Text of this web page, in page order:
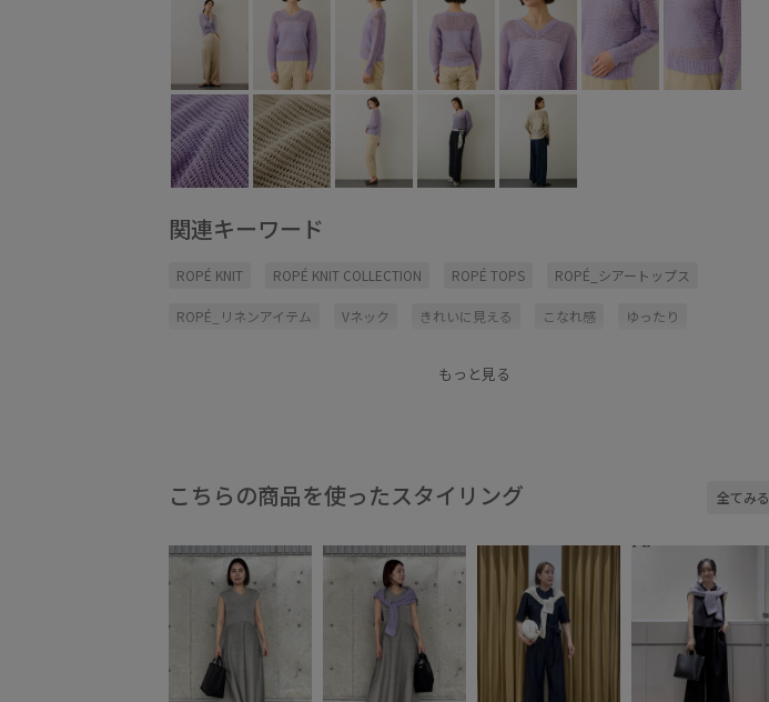
関連キーワード
ROPÉ KNIT ROPÉ KNIT COLLECTION ROPÉ TOPS ROPÉ_シアートップス
ROPÉ_リネンアイテム Vネック きれいに見える こなれ感 ゆったり
自宅で洗える 透かし柄 透け感 通気性
もっと見る
こちらの商品を使ったスタイリング 全てみる